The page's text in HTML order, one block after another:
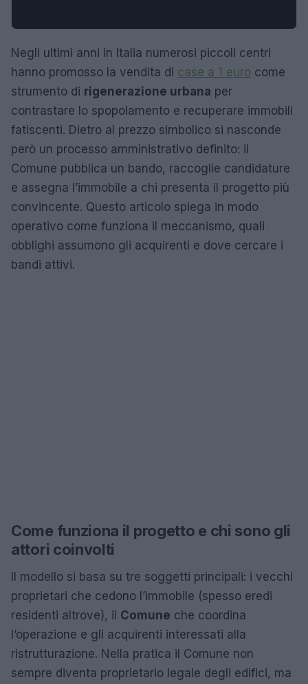
Negli ultimi anni in Italia numerosi piccoli centri
hanno promosso la vendita di case a 1 euro come
strumento di rigenerazione urbana per
contrastare lo spopolamento e recuperare immobili
fatiscenti. Dietro al prezzo simbolico si nasconde
però un processo amministrativo definito: il
Comune pubblica un bando, raccoglie candidature
e assegna l’immobile a chi presenta il progetto più
convincente. Questo articolo spiega in modo
operativo come funziona il meccanismo, quali
obblighi assumono gli acquirenti e dove cercare i
bandi attivi.
Come funziona il progetto e chi sono gli
attori coinvolti
Il modello si basa su tre soggetti principali: i vecchi
proprietari che cedono l’immobile (spesso eredi
residenti altrove), il Comune che coordina
l’operazione e gli acquirenti interessati alla
ristrutturazione. Nella pratica il Comune non
sempre diventa proprietario legale degli edifici, ma